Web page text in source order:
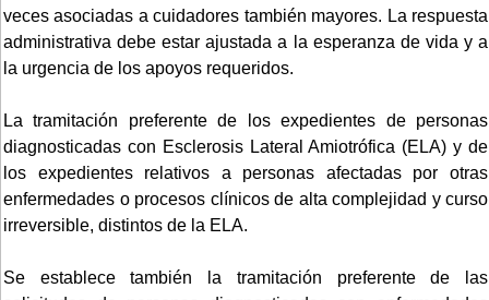
veces asociadas a cuidadores también mayores. La respuesta
administrativa debe estar ajustada a la esperanza de vida y a
la urgencia de los apoyos requeridos.
La tramitación preferente de los expedientes de personas
diagnosticadas con Esclerosis Lateral Amiotrófica (ELA) y de
los expedientes relativos a personas afectadas por otras
enfermedades o procesos clínicos de alta complejidad y curso
irreversible, distintos de la ELA.
Se establece también la tramitación preferente de las